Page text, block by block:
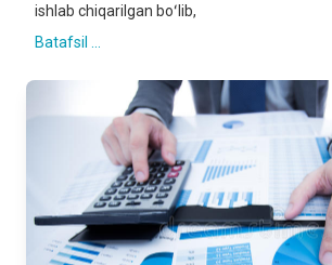
ishlab chiqarilgan boʻlib,
Batafsil ...